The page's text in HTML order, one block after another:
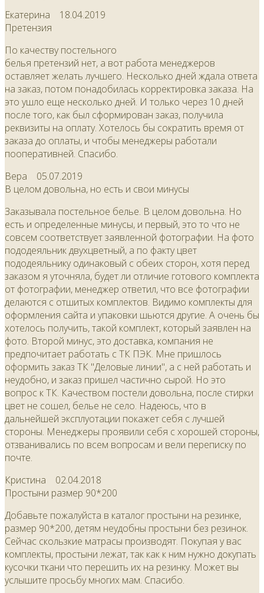
Екатерина 18.04.2019
Претензия
По качеству постельного
белья претензий нет, а вот работа менеджеров
оставляет желать лучшего. Несколько дней ждала ответа
на заказ, потом понадобилась корректировка заказа. На
это ушло еще несколько дней. И только через 10 дней
после того, как был сформирован заказ, получила
реквизиты на оплату. Хотелось бы сократить время от
заказа до оплаты, и чтобы менеджеры работали
пооперативней. Спасибо.
Вера 05.07.2019
В целом довольна, но есть и свои минусы
Заказывала постельное белье. В целом довольна. Но
есть и определенные минусы, и первый, это то что не
совсем соответствует заявленной фотографии. На фото
пододеяльник двухцветный, а по факту цвет
пододеяльнику одинаковый с обеих сторон, хотя перед
заказом я уточняла, будет ли отличие готового комплекта
от фотографии, менеджер ответил, что все фотографии
делаются с отшитых комплектов. Видимо комплекты для
оформления сайта и упаковки шьются другие. А очень бы
хотелось получить, такой комплект, который заявлен на
фото. Второй минус, это доставка, компания не
предпочитает работать с ТК ПЭК. Мне пришлось
оформить заказ ТК "Деловые линии", а с ней работать и
неудобно, и заказ пришел частично сырой. Но это
вопрос к ТК. Качеством постели довольна, после стирки
цвет не сошел, белье не село. Надеюсь, что в
дальнейшей эксплуотации покажет себя с лучшей
стороны. Менеджеры проявили себя с хорошей стороны,
отзванивались по всем вопросам и вели переписку по
почте.
Кристина 02.04.2018
Простыни размер 90*200
Добавьте пожалуйста в каталог простыни на резинке,
размер 90*200, детям неудобны простыни без резинок.
Сейчас скользкие матрасы производят. Покупая у вас
комплекты, простыни лежат, так как к ним нужно докупать
кусочки ткани что перешить их на резинку. Может вы
услышите просьбу многих мам. Спасибо.